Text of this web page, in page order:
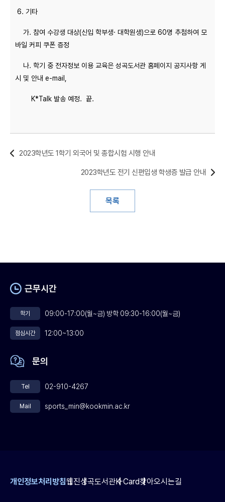
6. 기타
가. 참여 수강생 대상(신입 학부생· 대학원생)으로 60명 추첨하여 모
바일 커피 쿠폰 증정
나. 학기 중 전자정보 이용 교육은 성곡도서관 홈페이지 공지사항 게
시 및 안내 e-mail,
K*Talk 발송 예정. 끝.
2023학년도 1학기 외국어 및 종합시험 시행 안내
목록
2023학년도 전기 신편입생 학생증 발급 안내
개인정보처리방침웹진성곡도서관K-Card찾아오시는길
근무시간
학기 09:00-17:00(월~금) 방학 09:30-16:00(월~금)
점심시간 12:00~13:00
문의
Tel 02-910-4267
Mail sports_min@kookmin.ac.kr